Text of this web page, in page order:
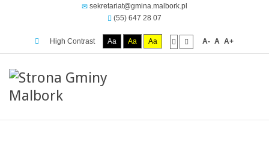
sekretariat@gmina.malbork.pl
(55) 647 28 07
High Contrast Aa Aa Aa A- A A+